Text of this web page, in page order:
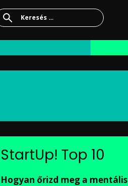
Keresés:
StartUp! Top 10
Hogyan őrizd meg a mentális